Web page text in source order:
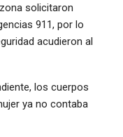
solicitaron
911, por lo
acudieron al
los cuerpos
ya no contaba